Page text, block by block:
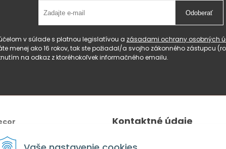
Odoberať
v súlade s platnou legislatívou a zásadami ochrany osobných
menej ako 16 rokov, tak ste požiadal/a svojho zákonného
na odkaz z ktoréhokoľvek informačného emailu.
Kontaktné údaje